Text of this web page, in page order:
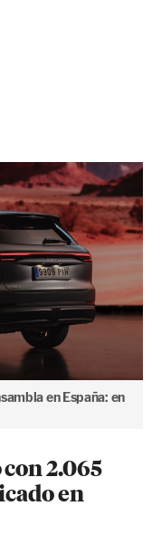
en España: en
2.065
en